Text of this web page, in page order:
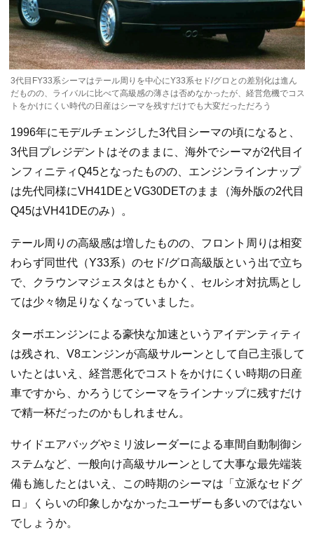
3代目FY33系シーマはテール周りを中心にY33系セド/グロとの差別化は進ん
だものの、ライバルに比べて高級感の薄さは否めなかったが、経営危機でコス
トをかけにくい時代の日産はシーマを残すだけでも大変だっただろう
1996年にモデルチェンジした3代目シーマの頃になると、
3代目プレジデントはそのままに、海外でシーマが2代目イ
ンフィニティQ45となったものの、エンジンラインナップ
は先代同様にVH41DEとVG30DETのまま（海外版の2代目
Q45はVH41DEのみ）。
テール周りの高級感は増したものの、フロント周りは相変
わらず同世代（Y33系）のセド/グロ高級版という出で立ち
で、クラウンマジェスタはともかく、セルシオ対抗馬とし
ては少々物足りなくなっていました。
ターボエンジンによる豪快な加速というアイデンティティ
は残され、V8エンジンが高級サルーンとして自己主張して
いたとはいえ、経営悪化でコストをかけにくい時期の日産
車ですから、かろうじてシーマをラインナップに残すだけ
で精一杯だったのかもしれません。
サイドエアバッグやミリ波レーダーによる車間自動制御シ
ステムなど、一般向け高級サルーンとして大事な最先端装
備も施したとはいえ、この時期のシーマは「立派なセドグ
ロ」くらいの印象しかなかったユーザーも多いのではない
でしょうか。